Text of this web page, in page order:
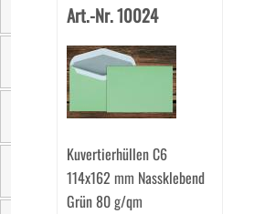
Sichtfenster
Einzelgewicht
Art.-Nr. 10024
Kuvertierhüllen C6
114x162 mm Nassklebend
Grün 80 g/qm